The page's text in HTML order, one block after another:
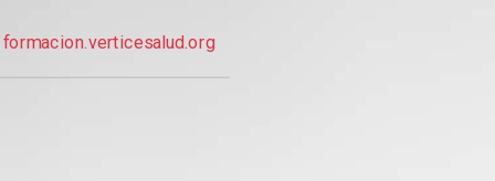
formacion.verticesalud.org